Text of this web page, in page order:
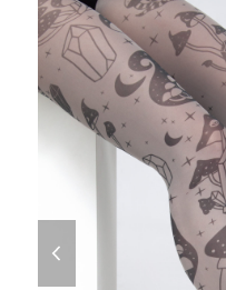
slide